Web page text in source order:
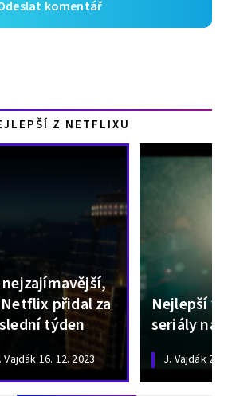
Z NETFLIXU
nejzajímavější,
přidal za
týden
Vajdák 16. 12. 2023
Nejlepší
seriály na
J. Vajdák 25.